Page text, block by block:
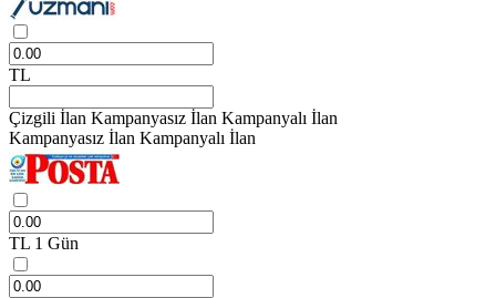
TL
Çizgili İlan Kampanyasız İlan Kampanyalı İlan
Kampanyasız İlan Kampanyalı İlan
TL 1 Gün